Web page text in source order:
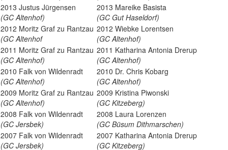
2013 Justus Jürgensen
(GC Altenhof)
2013 Mareike Basista
(GC Gut Haseldorf)
2012 Moritz Graf zu Rantzau
(GC Altenhof
2012 Wiebke Lorentsen
(GC Altenhof)
2011 Moritz Graf zu Rantzau
(GC Altenhof)
2011 Katharina Antonia Drerup
(GC Altenhof)
2010 Falk von Wildenradt
(GC Altenhof)
2010 Dr. Chris Kobarg
(GC Altenhof)
2009 Moritz Graf zu Rantzau
(GC Altenhof)
2009 Kristina Piwonski
(GC Kitzeberg)
2008 Falk von Wildenradt
(GC Jersbek)
2008 Laura Lorenzen
(GC Büsum Dithmarschen)
2007 Falk von Wildenradt
(GC Jersbek)
2007 Katharina Antonia Drerup
(GC Kitzeberg)